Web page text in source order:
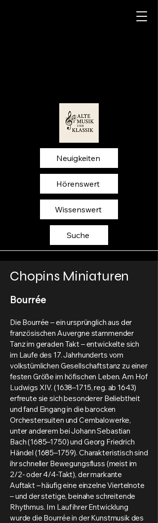
Neuigkeiten
Hörenswert
Wissenswert
Suche
Chopins Miniaturen
Bourrée
Die Bourrée –ein ursprünglich aus der
französischen Auvergne stammender
Tanz im geraden Takt – entwickelte sich
im Laufe des 17. Jahrhunderts vom
volkstümlichen Gesellschaftstanz zu einer
festen Größe im höfischen Leben. Am Hof
Ludwigs XIV. (1638–1715, reg. ab 1643)
erfreute sie sich besonderer Beliebtheit
und fand Eingang in die barocken
Orchestersuiten und Cembalowerke,
unter anderem bei Johann Sebastian
Bach (1685–1750) und Georg Friedrich
Händel (1685–1759). Charakteristisch sind
ihr schneller Bewegungsfluss (meist im
2/2- oder 4/4-Takt), der markante
Auftakt – häufig eine einzelne Viertelnote
– und der stetige, beinahe schreitende
Rhythmus. Im Lauf ihrer Entwicklung
wurde die Bourrée in der Kunstmusik des